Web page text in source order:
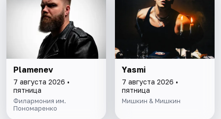
Plamenev
7 августа 2026 •
пятница
Филармония им.
Пономаренко
Yasmi
7 августа 2026 •
пятница
Мишкин & Мишкин